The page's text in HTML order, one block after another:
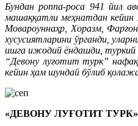
Бундан роппа-роса 941 йил
машаққaтли меҳнатдан кейин
Мовароуннаҳр, Хоразм,
хусусиятларини ўрганди,
ишга ижодий ёндашди, туркий
“Девону луғотит турк”
кейин ҳам шундай бўлиб
«ДЕВОНУ ЛУҒОТИТ